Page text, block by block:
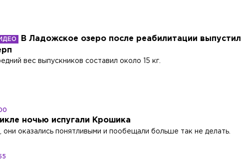
В Ладожское озеро после реабилитации
вес выпускников составил около 15 кг.
ночью испугали Крошика
оказались понятливыми и пообещали больше так не делать.